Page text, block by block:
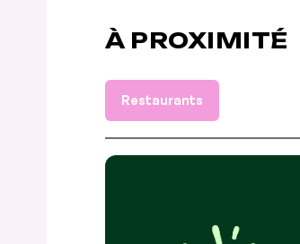
À PROXIMITÉ
Restaurants